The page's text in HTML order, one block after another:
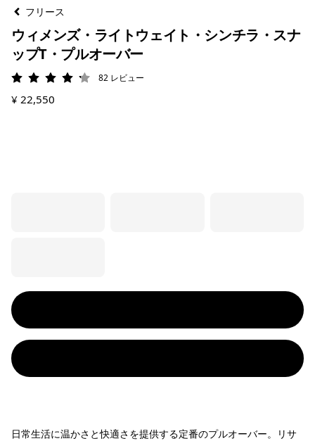
フリース
ウィメンズ・ライトウェイト・シンチラ・スナ
ップT・プルオーバー
評価: 4.2 / 5
82 レビュー
¥ 22,550
日常生活に温かさと快適さを提供する定番のプルオーバー。リサ